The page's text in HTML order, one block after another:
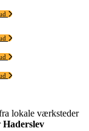
lokale værksteder
Haderslev